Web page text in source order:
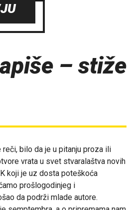
– stiže
bilo da je u pitanju proza ili
vrata u svet stvaralaštva novih
koji je uz dosta poteškoća
prošlogodinjeg i
da podrži mlade autore.